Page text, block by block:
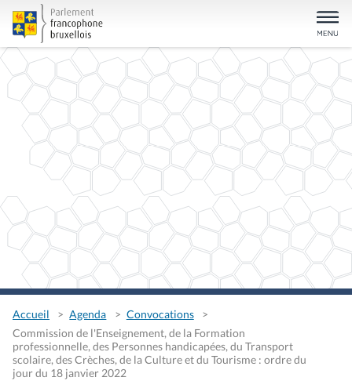
Accueil Agenda
Convocations
Commission de l'Enseignement, de la Formation
professionnelle, des Personnes handicapées, du Transport
scolaire, des Crèches, de la Culture et du Tourisme : ordre du
jour du 18 janvier 2022